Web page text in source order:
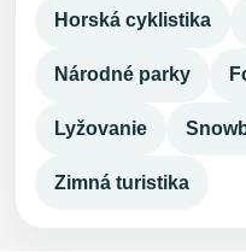
Horská cyklistika
Národné parky
Lyžovanie
Zimná turistika